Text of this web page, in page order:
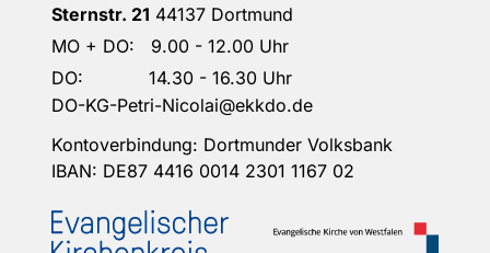
Sternstr. 21 44137 Dortmund
MO + DO: 9.00 - 12.00 Uhr
DO: 14.30 - 16.30 Uhr
DO-KG-Petri-Nicolai@ekkdo.de
Kontoverbindung: Dortmunder Volksbank
IBAN: DE87 4416 0014 2301 1167 02